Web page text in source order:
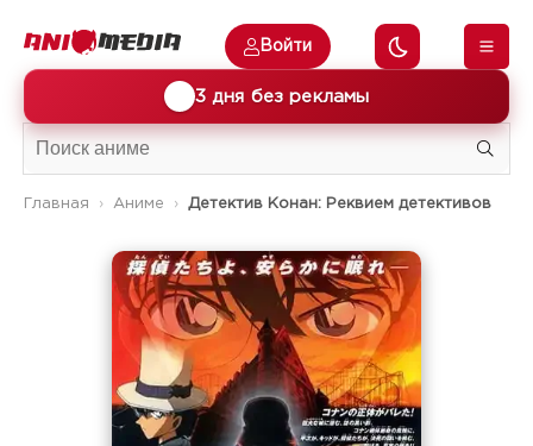
3 дня без рекламы
Войти
Главная Аниме Детектив Конан: Реквием детективов